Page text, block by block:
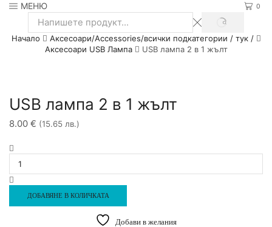
МЕНЮ 0
Search
input
SEARCH
Начало
Аксесоари/Accessories/всички подкатегории / тук /
Аксесоари USB Лампа
USB лампа 2 в 1 жълт
USB лампа 2 в 1 жълт
8.00 € (15.65 лв.)
USB
ДОБАВЯНЕ В КОЛИЧКАТА
Добави в желания